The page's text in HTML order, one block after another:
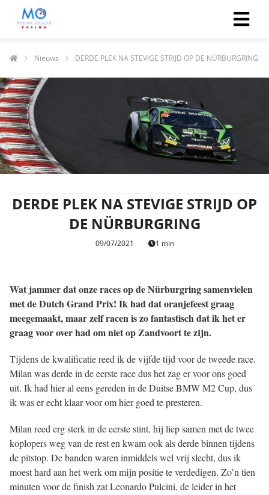
Nieuws DERDE PLEK NA STEVIGE STRIJD OP DE NÜRBURGRING
DERDE PLEK NA STEVIGE STRIJD OP
DE NÜRBURGRING
09/07/2021 1 min
Wat jammer dat onze races op de Nürburgring samenvielen
met de Dutch Grand Prix! Ik had dat oranjefeest graag
meegemaakt, maar zelf racen is zo fantastisch dat ik het er
graag voor over had om niet op Zandvoort te zijn.
Tijdens de kwalificatie reed ik de vijfde tijd voor de tweede race.
Milan was derde in de eerste race dus het zag er voor ons goed
uit. Ik had hier al eens gereden in de Duitse BMW M2 Cup, dus
ik was er echt klaar voor om hier goed te presteren.
Milan reed erg sterk in de eerste stint, hij liep samen met de twee
koplopers weg van de rest en kwam ook als derde binnen tijdens
de pitstop. De banden waren inmiddels wel vrij slecht, dus ik
moest hard aan het werk om mijn positie te verdedigen. Zo’n tien
minuten voor de finish zat Leonardo Pulcini, de leider in het
policy
zijn
te
niet
worden
om
te
van
op